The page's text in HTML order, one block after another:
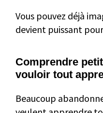
Vous pouvez déjà
devient puissant
Comprendre
vouloir tout
Beaucoup